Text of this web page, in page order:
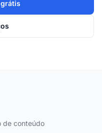
de conteúdo